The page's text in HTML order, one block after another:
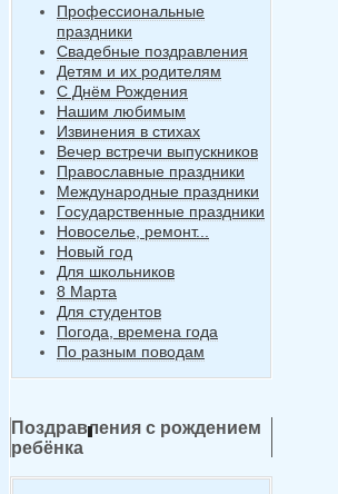
Профессиональные
праздники
Свадебные поздравления
Детям и их родителям
С Днём Рождения
Нашим любимым
Извинения в стихах
Вечер встречи выпускников
Православные праздники
Международные праздники
Государственные праздники
Новоселье, ремонт...
Новый год
Для школьников
8 Марта
Для студентов
Погода, времена года
По разным поводам
Поздравления с рождением
ребёнка